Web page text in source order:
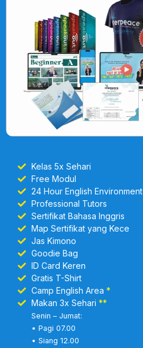
Kelas 5x Sehari
Free Modul
24 Hour English Environment
Professional Tutors
Sertifikat Bahasa Inggris
Map Sertifikat yang Kece
Jas Kimono
Goodie Bag
ID Card Keren
Gratis T-Shirt
Camp English Area *
Makan 3x Sehari **
Senin – Jumat:
• Pagi 07.00
• Siang 12.00